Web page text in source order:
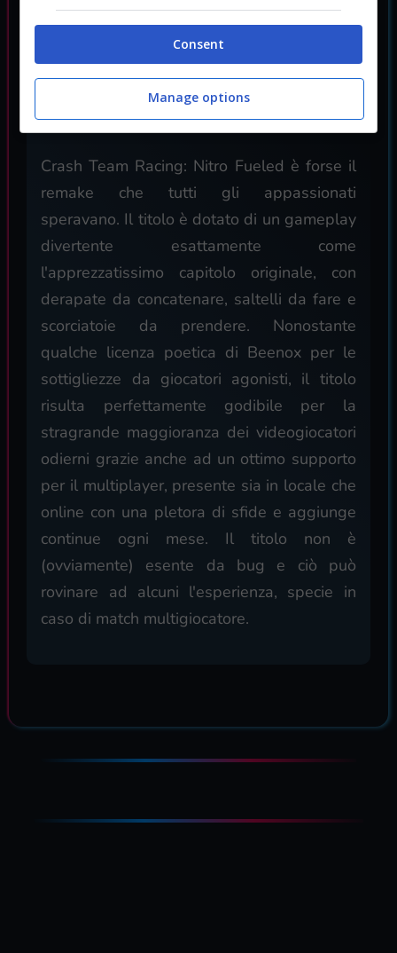
La recensione di
Graziano Salini
(8/10)
Crash Team Racing: Nitro Fueled è forse il
remake che tutti gli appassionati
speravano. Il titolo è dotato di un gameplay
divertente esattamente come
l'apprezzatissimo capitolo originale, con
derapate da concatenare, saltelli da fare e
scorciatoie da prendere. Nonostante
qualche licenza poetica di Beenox per le
sottigliezze da giocatori agonisti, il titolo
risulta perfettamente godibile per la
stragrande maggioranza dei videogiocatori
odierni grazie anche ad un ottimo supporto
per il multiplayer, presente sia in locale che
online con una pletora di sfide e aggiunge
continue ogni mese. Il titolo non è
(ovviamente) esente da bug e ciò può
rovinare ad alcuni l'esperienza, specie in
caso di match multigiocatore.
Consent
Manage options